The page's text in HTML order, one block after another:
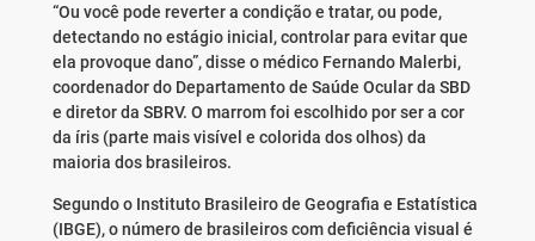
“Ou você pode reverter a condição e tratar, ou pode,
detectando no estágio inicial, controlar para evitar que
ela provoque dano”, disse o médico Fernando Malerbi,
coordenador do Departamento de Saúde Ocular da SBD
e diretor da SBRV. O marrom foi escolhido por ser a cor
da íris (parte mais visível e colorida dos olhos) da
maioria dos brasileiros.
Segundo o Instituto Brasileiro de Geografia e Estatística
(IBGE), o número de brasileiros com deficiência visual é